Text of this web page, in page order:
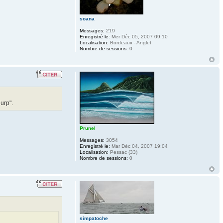
soana
Messages: 219
Enregistré le: Mer Déc 05, 2007 09:10
Localisation: Bordeaux - Anglet
Nombre de sessions: 0
Prunel
Messages: 3054
Enregistré le: Mar Déc 04, 2007 19:04
Localisation: Pessac (33)
Nombre de sessions: 0
simpatoche